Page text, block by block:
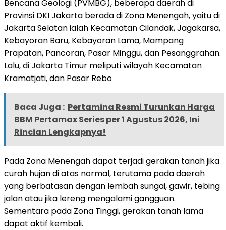
Bencana Geologi (PVMBG), beberapa daerah di
Provinsi DKI Jakarta berada di Zona Menengah, yaitu di
Jakarta Selatan ialah Kecamatan Cilandak, Jagakarsa,
Kebayoran Baru, Kebayoran Lama, Mampang
Prapatan, Pancoran, Pasar Minggu, dan Pesanggrahan.
Lalu, di Jakarta Timur meliputi wilayah Kecamatan
Kramatjati, dan Pasar Rebo
Baca Juga : Pertamina Resmi Turunkan Harga
BBM Pertamax Series per 1 Agustus 2026, Ini
Rincian Lengkapnya!
Pada Zona Menengah dapat terjadi gerakan tanah jika
curah hujan di atas normal, terutama pada daerah
yang berbatasan dengan lembah sungai, gawir, tebing
jalan atau jika lereng mengalami gangguan.
Sementara pada Zona Tinggi, gerakan tanah lama
dapat aktif kembali.